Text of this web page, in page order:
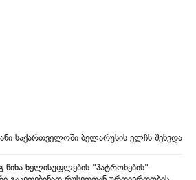
საქართველოში ბელარუსის ელჩს შეხვდა
წინა ხელისუფლების "პატრონების"